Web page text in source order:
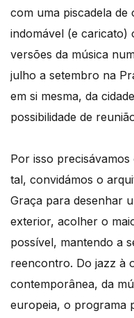
com uma piscadela de
indomável (e caricato)
versões da música
julho a setembro na
em si mesma, da
possibilidade de
Por isso
tal, convidámos o
Graça para desenhar
exterior, acolher o
possível, mantendo a
reencontro. Do jazz à
contemporânea, da
europeia, o programa